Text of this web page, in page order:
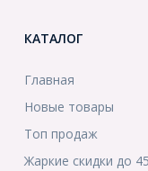
КАТАЛОГ
Главная
Новые товары
Топ продаж
Жаркие скидки до